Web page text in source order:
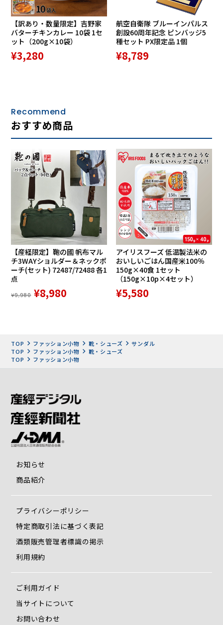
・ソフトな牛革に皺を付けるシボ
加工を施した高級感のある仕上が
り
抜群
・ゴムベルト使用で着脱も楽らく
・軽くて疲れにくい発泡ラバーソ
ール
・ゆったりした4Eサイズ
神戸の靴職人が作る金谷製靴
毎日履く靴は、歩きやすさが第
一です。金谷製靴の靴は、まるで
くなる」とリピーター続出の知る
足型に合わせて開発された日本製
の靴。国産靴の職人が集まる神
戸・長田の靴職人が一足一足てい
ねいに作り上げています。
【訳あり・数量限定】吉野家
バターチキンカレー 10袋 1セ
ット（200g×10袋）
¥3,280
航空自衛隊 ブルーインパルス
創設60周年記念 ピンバッジ5
種セット PX限定品 1個
¥8,789
Recommend
おすすめ商品
【産経限定】鞄の國 帆布マル
チ3WAYショルダー＆ネックポ
ーチ(セット) 72487/72488 各1
点
¥9,980 ¥8,980
アイリスフーズ 低温製法米の
おいしいごはん国産米100％
150g×40食 1セット
（150g×10p×4セット）
¥5,580
TOP ファッション小物 靴・シューズ
サンダル
TOP
ファッション小物
靴・シューズ
TOP
ファッション小物
お知らせ
商品紹介
プライバシーポリシー
特定商取引法に基づく表記
酒類販売管理者標識の掲示
利用規約
ご利用ガイド
当サイトについて
お問い合わせ